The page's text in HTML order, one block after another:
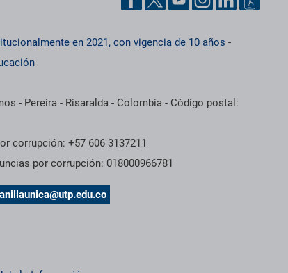
en 2021, con vigencia de 10 años -
- Pereira - Risaralda - Colombia - Código postal:
corrupción: +57 606 3137211
por corrupción: 018000966781